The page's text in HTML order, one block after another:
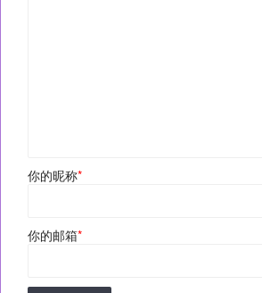
你的昵称*
你的邮箱*